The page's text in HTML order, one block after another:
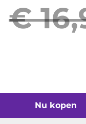
€
Nu kopen